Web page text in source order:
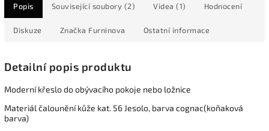
Popis Související soubory (2) Videa (1) Hodnocení
Diskuze Značka Furninova Ostatní informace
Detailní popis produktu
Moderní křeslo do obývacího pokoje nebo ložnice
Materiál čalounění kůže kat. 56 Jesolo, barva cognac(koňaková
barva)